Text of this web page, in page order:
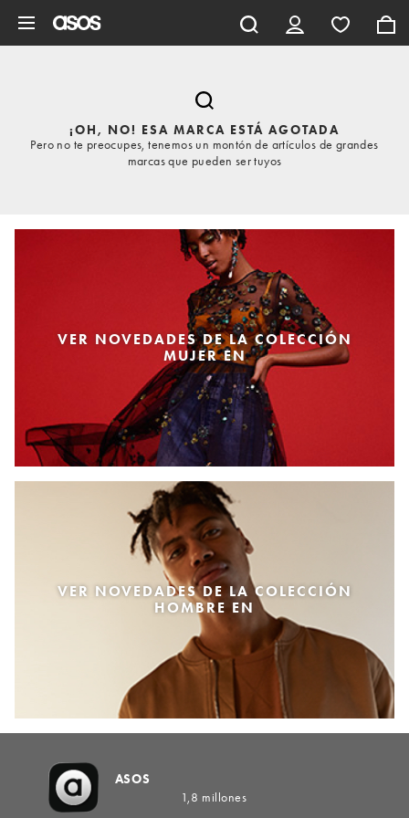
¡OH, NO! ESA MARCA ESTÁ AGOTADA
Pero no te preocupes, tenemos un montón de artículos de grandes
marcas que pueden ser tuyos
VER NOVEDADES DE LA COLECCIÓN
MUJER EN
VER NOVEDADES DE LA COLECCIÓN
HOMBRE EN
ASOS
1,8 millones